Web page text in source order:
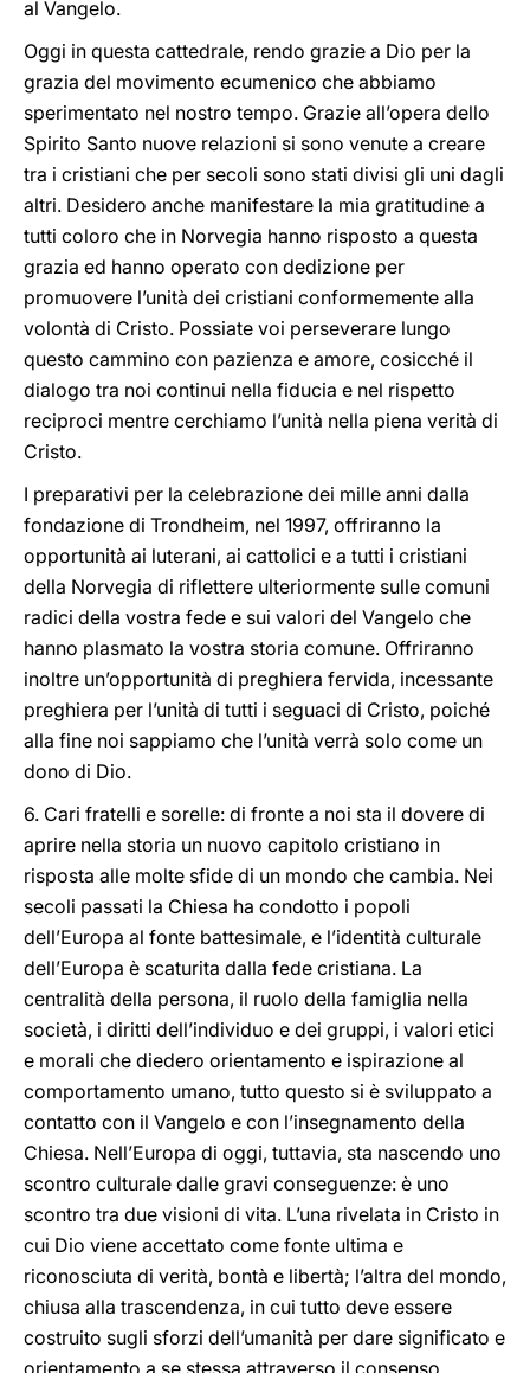
al Vangelo.
Oggi in questa cattedrale, rendo grazie a Dio per la
grazia del movimento ecumenico che abbiamo
sperimentato nel nostro tempo. Grazie all’opera dello
Spirito Santo nuove relazioni si sono venute a creare
tra i cristiani che per secoli sono stati divisi gli uni dagli
altri. Desidero anche manifestare la mia gratitudine a
tutti coloro che in Norvegia hanno risposto a questa
grazia ed hanno operato con dedizione per
promuovere l’unità dei cristiani conformemente alla
volontà di Cristo. Possiate voi perseverare lungo
questo cammino con pazienza e amore, cosicché il
dialogo tra noi continui nella fiducia e nel rispetto
reciproci mentre cerchiamo l’unità nella piena verità di
Cristo.
I preparativi per la celebrazione dei mille anni dalla
fondazione di Trondheim, nel 1997, offriranno la
opportunità ai luterani, ai cattolici e a tutti i cristiani
della Norvegia di riflettere ulteriormente sulle comuni
radici della vostra fede e sui valori del Vangelo che
hanno plasmato la vostra storia comune. Offriranno
inoltre un’opportunità di preghiera fervida, incessante
preghiera per l’unità di tutti i seguaci di Cristo, poiché
alla fine noi sappiamo che l’unità verrà solo come un
dono di Dio.
6. Cari fratelli e sorelle: di fronte a noi sta il dovere di
aprire nella storia un nuovo capitolo cristiano in
risposta alle molte sfide di un mondo che cambia. Nei
secoli passati la Chiesa ha condotto i popoli
dell’Europa al fonte battesimale, e l’identità culturale
dell’Europa è scaturita dalla fede cristiana. La
centralità della persona, il ruolo della famiglia nella
società, i diritti dell’individuo e dei gruppi, i valori etici
e morali che diedero orientamento e ispirazione al
comportamento umano, tutto questo si è sviluppato a
contatto con il Vangelo e con l’insegnamento della
Chiesa. Nell’Europa di oggi, tuttavia, sta nascendo uno
scontro culturale dalle gravi conseguenze: è uno
scontro tra due visioni di vita. L’una rivelata in Cristo in
cui Dio viene accettato come fonte ultima e
riconosciuta di verità, bontà e libertà; l’altra del mondo,
chiusa alla trascendenza, in cui tutto deve essere
costruito sugli sforzi dell’umanità per dare significato e
orientamento a se stessa attraverso il consenso